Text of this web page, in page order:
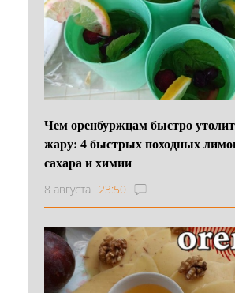
Чем оренбуржцам быстро
жару: 4 быстрых походных
сахара и химии
8 августа 23:50